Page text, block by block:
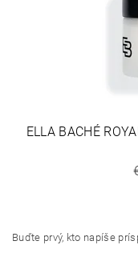
ELLA BACHÉ
Buďte prvý, kto napíše